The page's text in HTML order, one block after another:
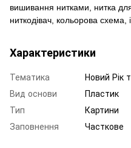
вишивання нитками, нитка
ниткодівач, кольорова схема,
Характеристики
Тематика
Новий Рік
Вид основи
Пластик
Тип
Картини
Заповнення
Часткове